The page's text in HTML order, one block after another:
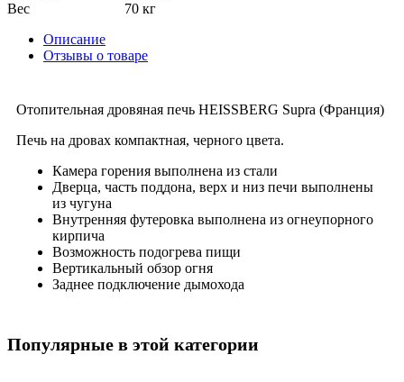
Вес
70 кг
Описание
Отзывы о товаре
Отопительная дровяная печь HEISSBERG Supra (Франция)
Печь на дровах компактная, черного цвета.
Камера горения выполнена из стали
Дверца, часть поддона, верх и низ печи выполнены
из чугуна
Внутренняя футеровка выполнена из огнеупорного
кирпича
Возможность подогрева пищи
Вертикальный обзор огня
Заднее подключение дымохода
Популярные в этой категории